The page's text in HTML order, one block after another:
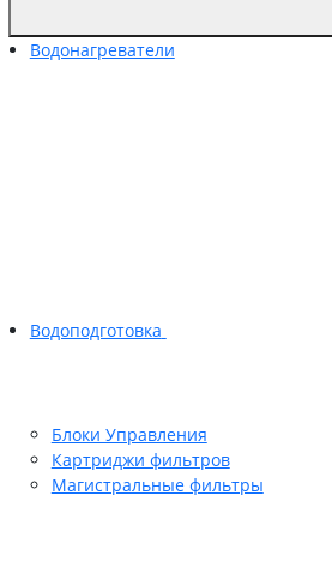
Водонагреватели
Водоподготовка
Блоки Управления
Картриджи фильтров
Магистральные фильтры